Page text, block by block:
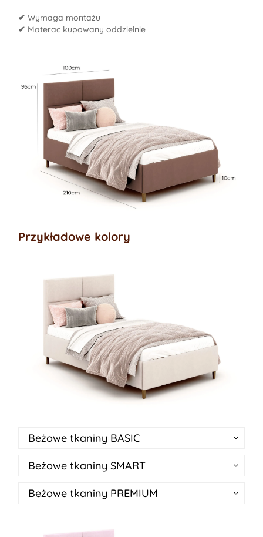
✔ Wymaga montażu
✔ Materac kupowany oddzielnie
Przykładowe kolory
Beżowe tkaniny BASIC
Beżowe tkaniny SMART
Beżowe tkaniny PREMIUM